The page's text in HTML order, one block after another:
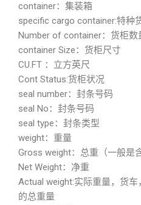
container：集装箱
specific cargo container:特种
Number of container：货柜数
container Size：货柜尺寸
CU.FT ：立方英尺
Cont Status:货柜状况
seal number：封条号码
seal No：封条号码
seal type：封条类型
weight：重量
Gross weight：总重（一般是
Net Weight：净重
Actual weight:实际重量，货
的总重量